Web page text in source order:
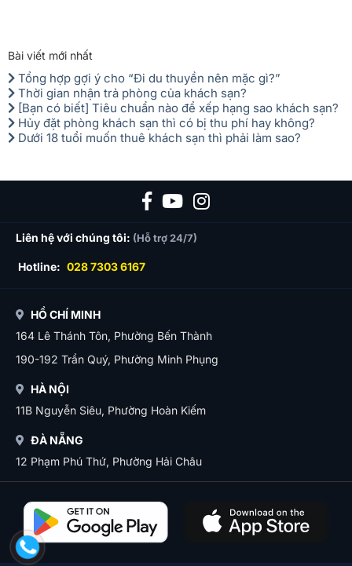
Bài viết mới nhất
Tổng hợp gợi ý cho “Đi du thuyền nên mặc gì?”
Thời gian nhận trả phòng của khách sạn?
[Bạn có biết] Tiêu chuẩn nào để xếp hạng sao khách sạn?
Hủy đặt phòng khách sạn thì có bị thu phí hay không?
Dưới 18 tuổi muốn thuê khách sạn thì phải làm sao?
Liên hệ với chúng tôi: (Hỗ trợ 24/7)
Hotline: 028 7303 6167
HỒ CHÍ MINH
164 Lê Thánh Tôn, Phường Bến Thành
190-192 Trần Quý, Phường Minh Phụng
HÀ NỘI
11B Nguyễn Siêu, Phường Hoàn Kiếm
ĐÀ NẴNG
12 Phạm Phú Thứ, Phường Hải Châu